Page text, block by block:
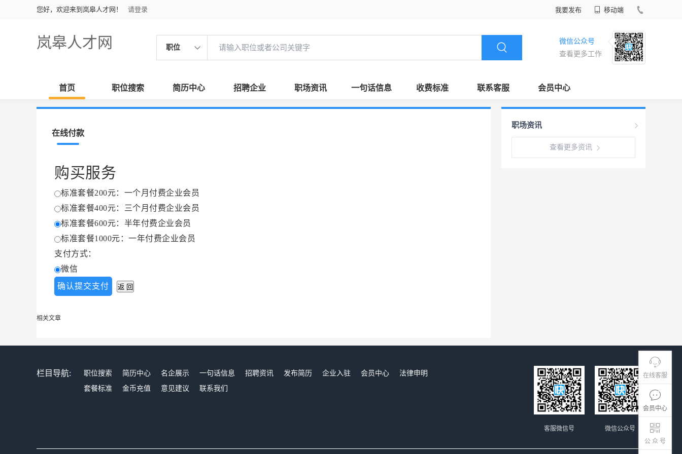
您好，欢迎来到岚皋人才网！ 请登录 我要发布 移动端
岚皋人才网 职位
微信公众号
查看更多工作
首页 职位搜索 简历中心 招聘企业 职场资讯 一句话信息 收费标准 联系客服 会员中心
在线客服
会员中心
公 众 号
在线付款
购买服务
标准套餐200元：一个月付费企业会员
标准套餐400元：三个月付费企业会员
标准套餐600元：半年付费企业会员
标准套餐1000元：一年付费企业会员
支付方式：
微信
相关文章
职场资讯
查看更多资讯
栏目导航: 职位搜索 简历中心 名企展示 一句话信息 招聘资讯 发布简历 企业入驻 会员中心
法律申明
套餐标准
金币充值 意见建议 联系我们
微信公众号
客服微信号